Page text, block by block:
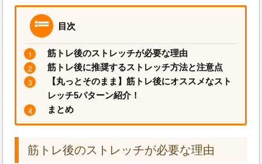
目次
筋トレ後のストレッチが必要な理由
筋トレ後に推奨するストレッチ方法と注意点
【丸っとそのまま】筋トレ後にオススメなスト
レッチ5パターン紹介！
まとめ
筋トレ後のストレッチが必要な理由